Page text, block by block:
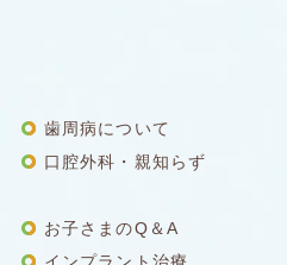
歯周病について
口腔外科・親知らず
お子さまのQ＆A